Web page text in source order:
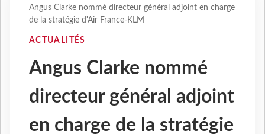
Angus Clarke nommé directeur général adjoint en charge
de la stratégie d'Air France-KLM
ACTUALITÉS
Angus Clarke nommé
directeur général adjoint
en charge de la stratégie